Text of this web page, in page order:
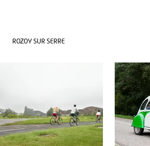
ROZOY SUR SERRE